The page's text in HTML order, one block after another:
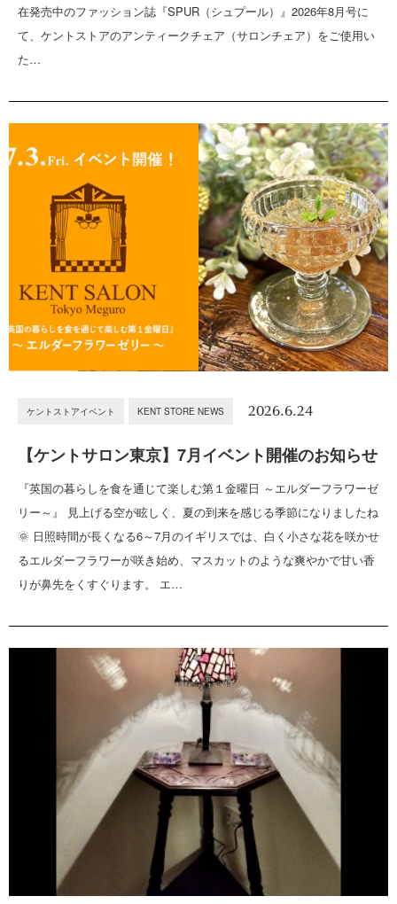
在発売中のファッション誌『SPUR（シュプール）』2026年8月号に
て、ケントストアのアンティークチェア（サロンチェア）をご使用い
た…
ケントストアイベント KENT STORE NEWS 2026.6.24
【ケントサロン東京】7月イベント開催のお知らせ
『英国の暮らしを食を通じて楽しむ第１金曜日 ～エルダーフラワーゼ
リー～』 見上げる空が眩しく、夏の到来を感じる季節になりましたね
🌞 日照時間が長くなる6～7月のイギリスでは、白く小さな花を咲かせ
るエルダーフラワーが咲き始め、マスカットのような爽やかで甘い香
りが鼻先をくすぐります。 エ…